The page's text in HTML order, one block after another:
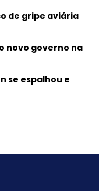
de gripe aviária
novo governo na
se espalhou e